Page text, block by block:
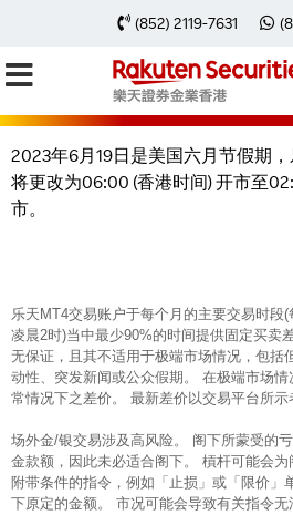
(852) 2119-7631
2023年6月19日乐天
美国六月节假
2023年6月19日是美国六月节假期
将更改为06:00 (香港时间) 开市至
市。
乐天MT4交易账户于每个月的主要交易时段
凌晨2时)当中最少90%的时间提供固定买卖
无保证，且其不适用于极端市场情况，包括
动性、突发新闻或公众假期。 在极端市场
常情况下之差价。 最新差价以交易平台所示
场外金/银交易涉及高风险。 阁下所蒙受的
金款额，因此未必适合阁下。 槓杆可能会
附带条件的指令，例如「止损」或「限价」
下原定的金额。 市况可能会导致有关指令